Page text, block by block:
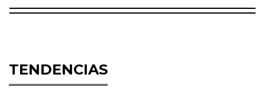
TENDENCIAS